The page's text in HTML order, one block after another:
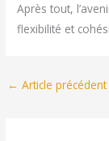
Après tout,
flexibilité et
← Article précédent